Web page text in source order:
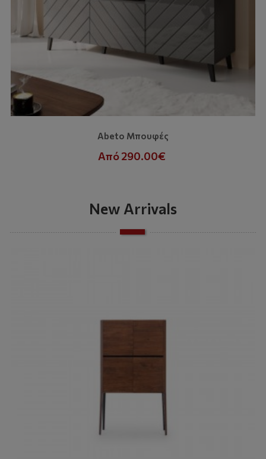
Abeto Μπουφές
Από 290.00€
New Arrivals